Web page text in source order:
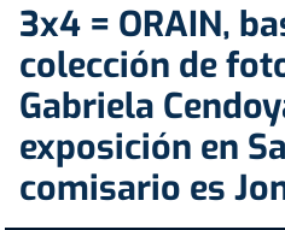
3x4 = ORAIN,
colección de
Gabriela
exposición en
comisario es